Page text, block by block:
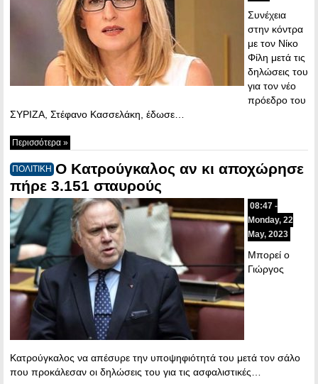
Συνέχεια
στην κόντρα
με τον Νίκο
Φίλη μετά τις
δηλώσεις του
για τον νέο
πρόεδρο του
ΣΥΡΙΖΑ, Στέφανο Κασσελάκη, έδωσε…
Περισσότερα »
ΠΟΛΙΤΙΚΗ Ο Κατρούγκαλος αν κι αποχώρησε
πήρε 3.151 σταυρούς
08:47 -
Monday, 22
May, 2023
Μπορεί ο
Γιώργος
Κατρούγκαλος να απέσυρε την υποψηφιότητά του μετά τον σάλο
που προκάλεσαν οι δηλώσεις του για τις ασφαλιστικές…